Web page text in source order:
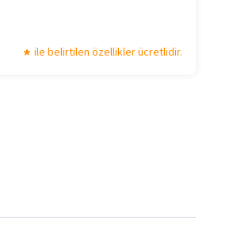
ile belirtilen özellikler ücretlidir.